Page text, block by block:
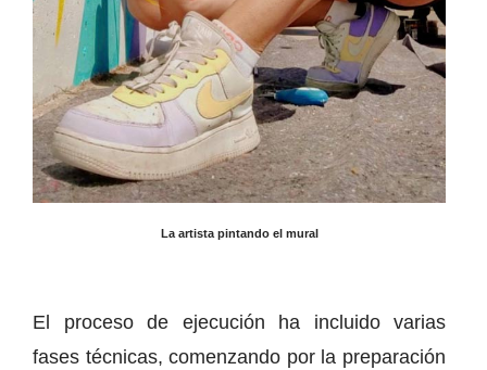
La artista pintando el mural
El proceso de ejecución ha incluido varias
fases técnicas, comenzando por la preparación